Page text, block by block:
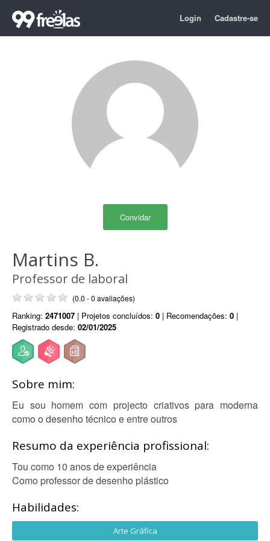
Login Cadastre-se
Convidar
Martins B.
Professor de laboral
(0.0 - 0 avaliações)
Ranking: 2471007 | Projetos concluídos: 0 | Recomendações: 0 |
Registrado desde: 02/01/2025
Sobre mim:
Eu sou homem com projecto criativos para moderna
como o desenho técnico e entre outros
Resumo da experiência profissional:
Tou como 10 anos de experiência
Como professor de desenho plástico
Habilidades:
Arte Gráfica